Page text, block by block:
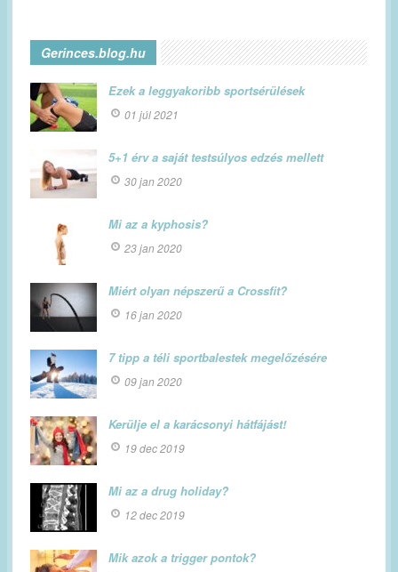
Gerinces.blog.hu
Ezek a leggyakoribb sportsérülések
01 júl 2021
5+1 érv a saját testsúlyos edzés mellett
30 jan 2020
Mi az a kyphosis?
23 jan 2020
Miért olyan népszerű a Crossfit?
16 jan 2020
7 tipp a téli sportbalestek megelőzésére
09 jan 2020
Kerülje el a karácsonyi hátfájást!
19 dec 2019
Mi az a drug holiday?
12 dec 2019
Mik azok a trigger pontok?